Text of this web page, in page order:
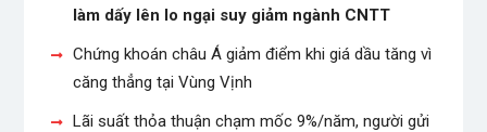
làm dấy lên lo ngại suy giảm ngành CNTT
Chứng khoán châu Á giảm điểm khi giá dầu tăng vì
căng thẳng tại Vùng Vịnh
Lãi suất thỏa thuận chạm mốc 9%/năm, người gửi